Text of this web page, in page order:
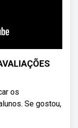
os
Se gostou,